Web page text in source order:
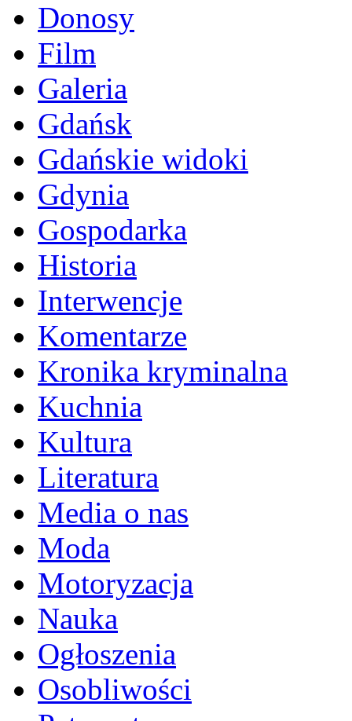
Donosy
Film
Galeria
Gdańsk
Gdańskie widoki
Gdynia
Gospodarka
Historia
Interwencje
Komentarze
Kronika kryminalna
Kuchnia
Kultura
Literatura
Media o nas
Moda
Motoryzacja
Nauka
Ogłoszenia
Osobliwości